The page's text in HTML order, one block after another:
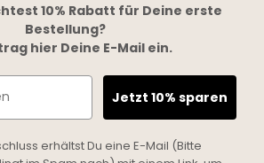
10% Rabatt für Deine erste
Bestellung?
hier Deine E-Mail ein.
Jetzt 10% sparen
erhältst Du eine E-Mail (Bitte